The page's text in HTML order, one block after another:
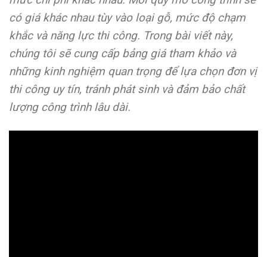
có giá khác nhau tùy vào loại gỗ, mức độ chạm
khắc và năng lực thi công. Trong bài viết này,
chúng tôi sẽ cung cấp bảng giá tham khảo và
những kinh nghiệm quan trọng để lựa chọn đơn vị
thi công uy tín, tránh phát sinh và đảm bảo chất
lượng công trình lâu dài.